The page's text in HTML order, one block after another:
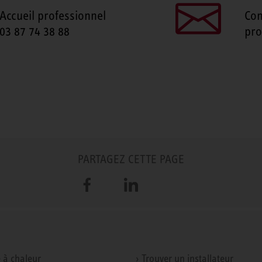
professionnel
87 74 38 88
PARTAGEZ CETTE PAGE
Facebook LinkedIn
à chaleur › Trouver un installateur